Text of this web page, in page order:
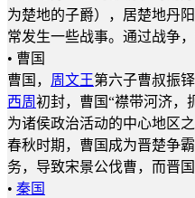
为楚地的子爵），居楚地丹
常发生一些战事。通过战争
• 曹国
曹国， 周文王第六子曹叔振
西周初封，曹国“襟带河济，
为诸侯政治活动的中心地区之
春秋时期，曹国成为晋楚争
务，导致宋景公伐曹，而晋
• 秦国